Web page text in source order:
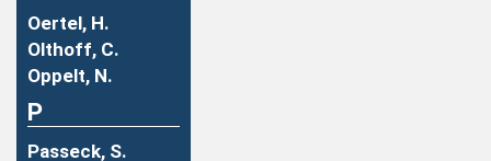
Oertel, H.
Olthoff, C.
Oppelt, N.
P
Passeck, S.